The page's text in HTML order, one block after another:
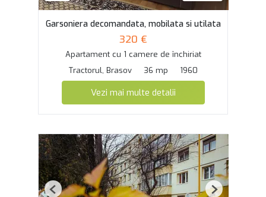
Garsoniera decomandata, mobilata si utilata
320 €
Apartament cu 1 camere de închiriat
Tractorul, Brasov
36 mp 1960
Vezi mai multe detalii
Previous Next